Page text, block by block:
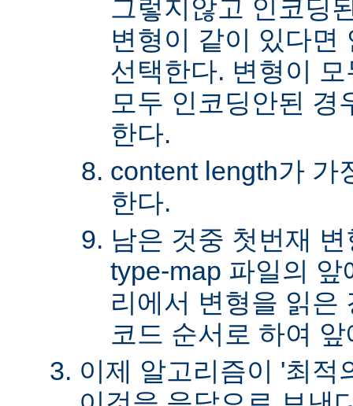
그렇지않고 인코딩
변형이 같이 있다면
선택한다. 변형이
모두 인코딩안된 경
한다.
content length가 가
한다.
남은 것중 첫번재
type-map 파일의
리에서 변형을 읽은
코드 순서로 하여
이제 알고리즘이 '최적